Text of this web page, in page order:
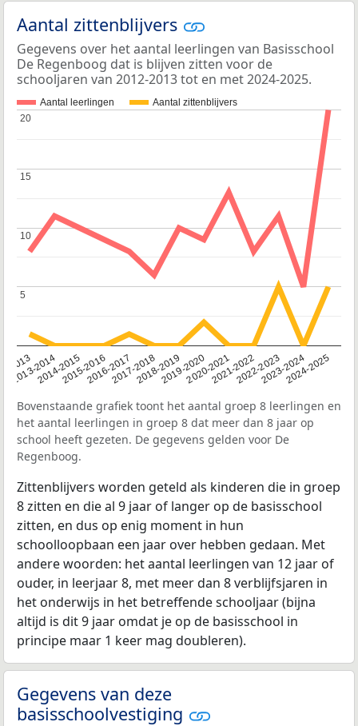
Aantal zittenblijvers
Gegevens over het aantal leerlingen van Basisschool
De Regenboog dat is blijven zitten voor de
schooljaren van 2012-2013 tot en met 2024-2025.
Aantal leerlingen Aantal zittenblijvers
2013
2013-2014
2014-20152015-20162016-20172017-20182018-20192019-20202020-20212021-20222022-20232023-20242024-2025
5
5
10
10
15
15
20
20
Bovenstaande grafiek toont het aantal groep 8 leerlingen en
het aantal leerlingen in groep 8 dat meer dan 8 jaar op
school heeft gezeten. De gegevens gelden voor De
Regenboog.
Zittenblijvers worden geteld als kinderen die in groep
8 zitten en die al 9 jaar of langer op de basisschool
zitten, en dus op enig moment in hun
schoolloopbaan een jaar over hebben gedaan. Met
andere woorden: het aantal leerlingen van 12 jaar of
ouder, in leerjaar 8, met meer dan 8 verblijfsjaren in
het onderwijs in het betreffende schooljaar (bijna
altijd is dit 9 jaar omdat je op de basisschool in
principe maar 1 keer mag doubleren).
Gegevens van deze
basisschoolvestiging